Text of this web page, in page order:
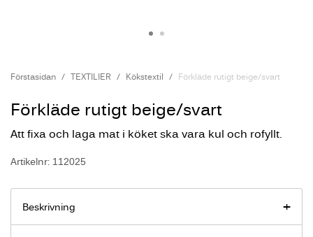
Förstasidan TEXTILIER Kökstextil Förkläde rutigt beige/svart
Förkläde rutigt beige/svart
Att fixa och laga mat i köket ska vara kul och rofyllt.
Artikelnr: 112025
Beskrivning